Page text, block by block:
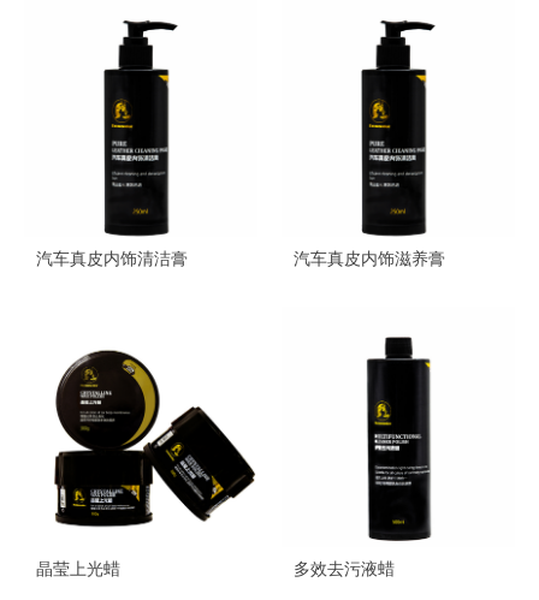
汽车真皮内饰清洁膏 汽车真皮内饰滋养膏
晶莹上光蜡 多效去污液蜡